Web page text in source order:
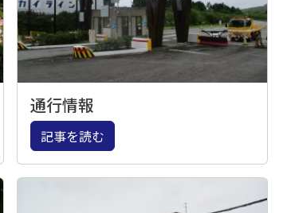
通行情報
記事を読む